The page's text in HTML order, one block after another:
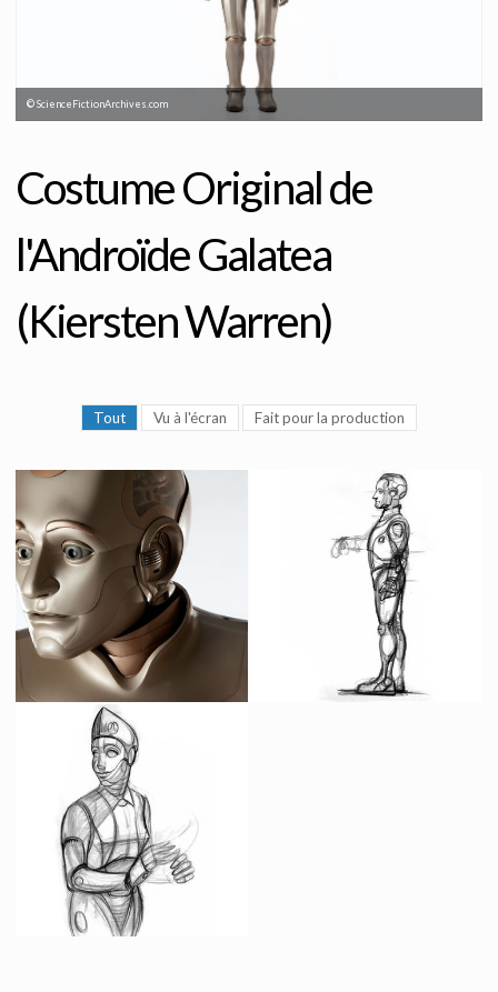
© ScienceFictionArchives.com
Costume Original de
l'Androïde Galatea
(Kiersten Warren)
Tout Vu à l'écran Fait pour la production
Animatronic Original de l'Androïde Andrew (Robin Williams)
Vu à l'écran